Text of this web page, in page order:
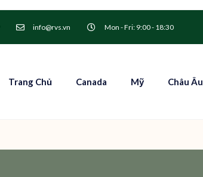
info@rvs.vn Mon - Fri: 9:00 - 18:30
Trang Chủ Canada Mỹ Châu Âu